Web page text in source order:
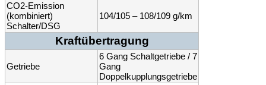
CO2-Emission
(kombiniert)
Schalter/DSG
104/105 – 108/109 g/km
Kraftübertragung
Getriebe
6 Gang Schaltgetriebe / 7
Gang
Doppelkupplungsgetriebe